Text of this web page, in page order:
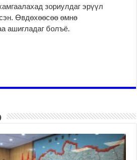
зориулдаг эрүүл
Өвдөхөөсөө өмнө
ашигладаг болъё.